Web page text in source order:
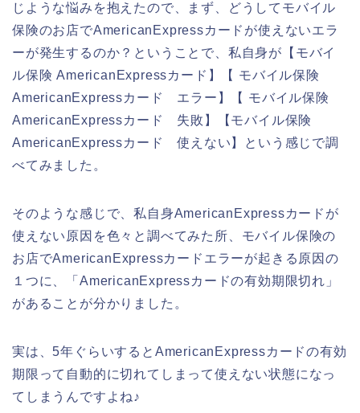
じような悩みを抱えたので、まず、どうしてモバイル
保険のお店でAmericanExpressカードが使えないエラ
ーが発生するのか？ということで、私自身が【モバイ
ル保険 AmericanExpressカード】【 モバイル保険
AmericanExpressカード エラー】【 モバイル保険
AmericanExpressカード 失敗】【モバイル保険
AmericanExpressカード 使えない】という感じで調
べてみました。
そのような感じで、私自身AmericanExpressカードが
使えない原因を色々と調べてみた所、モバイル保険の
お店でAmericanExpressカードエラーが起きる原因の
１つに、「AmericanExpressカードの有効期限切れ」
があることが分かりました。
実は、5年ぐらいするとAmericanExpressカードの有効
期限って自動的に切れてしまって使えない状態になっ
てしまうんですよね♪